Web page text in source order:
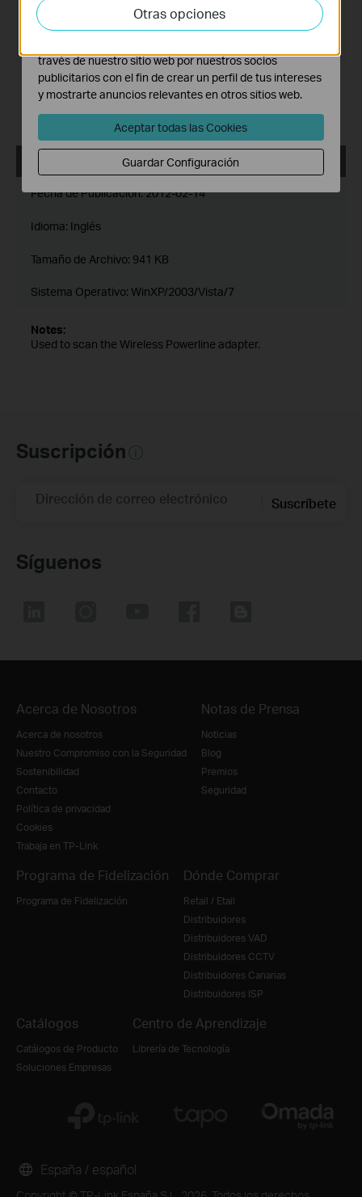
Tamaño de Archivo: 393 KB
Sistema Operativo: Mac OS X (10.7 or later)
Notes:
The password you need to input when you double click the
utility is the password of your MAC computer's account .
Fecha de Publicación:2012-02-14
Idioma: Inglés
Tamaño de Archivo: 941 KB
Sistema Operativo: WinXP/2003/Vista/7
Notes:
Used to scan the Wireless Powerline adapter.
Suscripción
Dirección de correo electrónico Suscríbete
Síguenos
Acerca de Nosotros
Acerca de nosotros
Nuestro Compromiso con la Seguridad
Sostenibilidad
Contacto
Política de privacidad
Cookies
Trabaja en TP-Link
Notas de Prensa
Noticias
Blog
Premios
Seguridad
Programa de Fidelización
Programa de Fidelización
Dónde Comprar
Retail / Etail
Distribuidores
Distribuidores VAD
Distribuidores CCTV
Distribuidores Canarias
Distribuidores ISP
Catálogos
Catálogos de Producto
Soluciones Empresas
Centro de Aprendizaje
Librería de Tecnología
España / español
Otras opciones
actividades en nuestro sitio web con el fin de mejorar y
adaptar la funcionalidad del mismo.
través de nuestro sitio web por nuestros socios
publicitarios con el fin de crear un perfil de tus intereses
y mostrarte anuncios relevantes en otros sitios web.
Aceptar todas las Cookies
Guardar Configuración